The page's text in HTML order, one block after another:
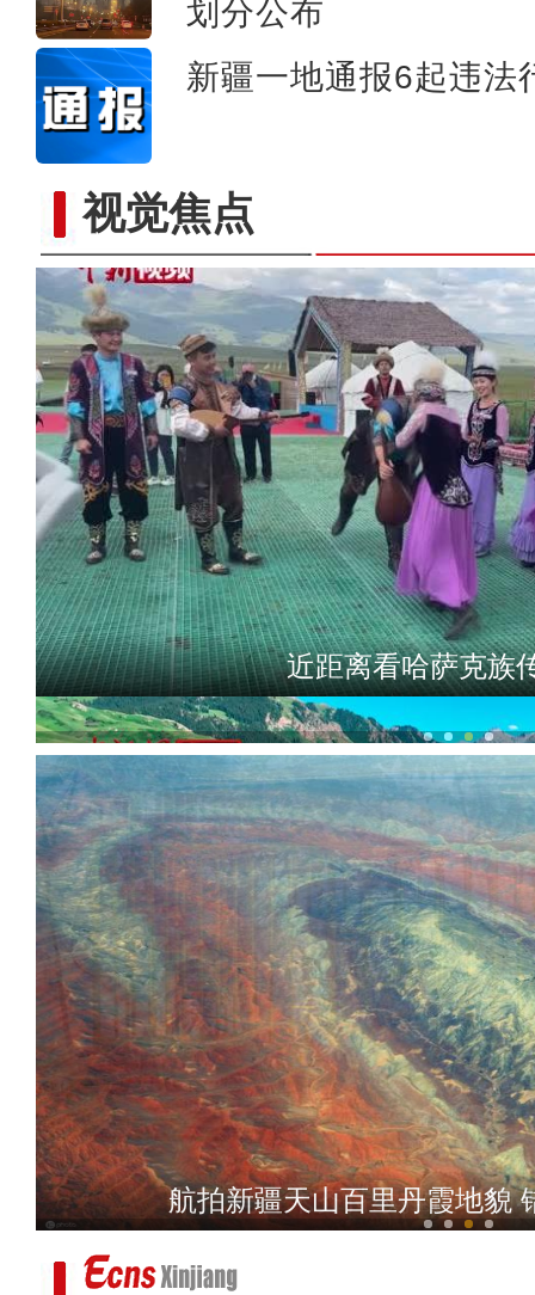
划分公布
新疆一地通报6起违法
视觉焦点
新疆昭苏：夏日玉
夕发朝至 “喀什号”直达特
乌鲁木齐持续推进老旧